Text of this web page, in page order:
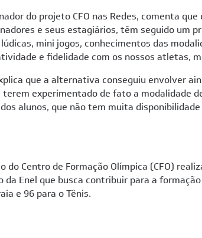
do projeto CFO nas Redes, comenta
e seus estagiários, têm seguido um
mini jogos, conhecimentos das
e fidelidade com os nossos atletas,
que a alternativa conseguiu envolver
experimentado de fato a modalidade
alunos, que não tem muita
do Centro de Formação Olímpica (CFO)
da Enel que busca contribuir para a
e 96 para o Tênis.